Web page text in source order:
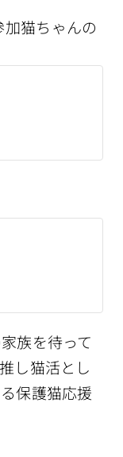
猫ちゃんの
族を待って
し猫活とし
保護猫応援